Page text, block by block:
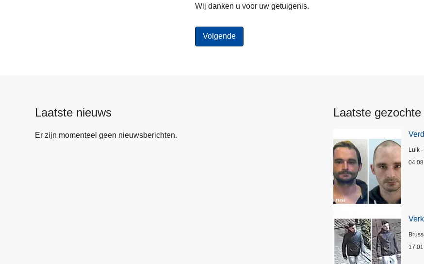
Wij danken u voor uw getuigenis.
Laatste nieuws
Er zijn momenteel geen nieuwsberichten.
Laatste
Luik